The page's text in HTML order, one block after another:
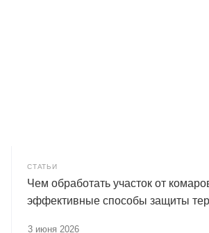
СТАТЬИ
Чем обработать участок от
эффективные способы защиты
3 июня 2026